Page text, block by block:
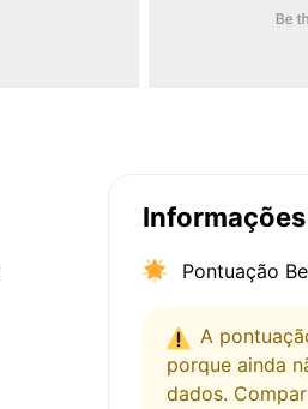
Pontuação
A
porque ainda
dados.